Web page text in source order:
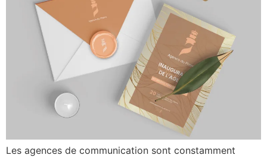
Les agences de communication sont constamment